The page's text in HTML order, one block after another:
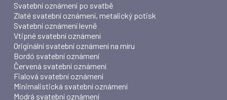
Svatební oznámení po svatbě
Zlaté svatební oznámení, metalický potisk
Svatební oznámení levně
Vtipné svatební oznámení
Originální svatební oznámení na míru
Bordó svatební oznámení
Červená svatební oznámení
Fialová svatební oznámení
Minimalistická svatební oznámení
Modrá svatební oznámení